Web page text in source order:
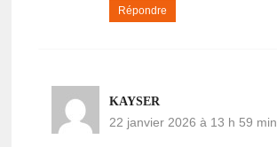
Répondre
KAYSER
22 janvier 2026 à 13 h 59 min